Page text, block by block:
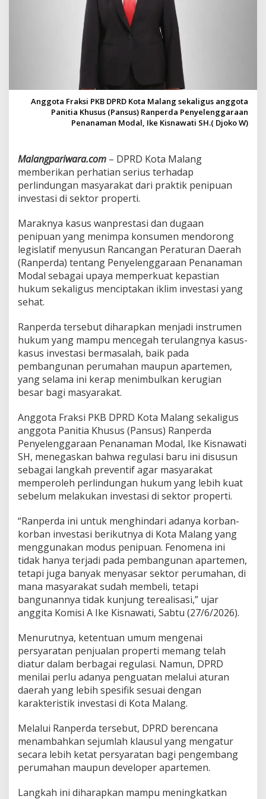
e
n
a
n
a
n
M
o
d
l
,
P
e
r
k
e
D
e
v
l
o
p
r
u
n
t
u
k
C
e
g
h
P
e
n
i
p
u
a
n
I
v
e
s
a
s
i
r
p
e
r
i
Anggota Fraksi PKB DPRD Kota Malang sekaligus anggota
Panitia Khusus (Pansus) Ranperda Penyelenggaraan
Penanaman Modal, Ike Kisnawati SH.( Djoko W)
Malangpariwara.com – DPRD Kota Malang
memberikan perhatian serius terhadap
perlindungan masyarakat dari praktik penipuan
investasi di sektor properti.
Maraknya kasus wanprestasi dan dugaan
penipuan yang menimpa konsumen mendorong
legislatif menyusun Rancangan Peraturan Daerah
(Ranperda) tentang Penyelenggaraan Penanaman
Modal sebagai upaya memperkuat kepastian
hukum sekaligus menciptakan iklim investasi yang
sehat.
Ranperda tersebut diharapkan menjadi instrumen
hukum yang mampu mencegah terulangnya kasus-
kasus investasi bermasalah, baik pada
pembangunan perumahan maupun apartemen,
yang selama ini kerap menimbulkan kerugian
besar bagi masyarakat.
Anggota Fraksi PKB DPRD Kota Malang sekaligus
anggota Panitia Khusus (Pansus) Ranperda
Penyelenggaraan Penanaman Modal, Ike Kisnawati
SH, menegaskan bahwa regulasi baru ini disusun
sebagai langkah preventif agar masyarakat
memperoleh perlindungan hukum yang lebih kuat
sebelum melakukan investasi di sektor properti.
“Ranperda ini untuk menghindari adanya korban-
korban investasi berikutnya di Kota Malang yang
menggunakan modus penipuan. Fenomena ini
tidak hanya terjadi pada pembangunan apartemen,
tetapi juga banyak menyasar sektor perumahan, di
mana masyarakat sudah membeli, tetapi
bangunannya tidak kunjung terealisasi,” ujar
anggita Komisi A Ike Kisnawati, Sabtu (27/6/2026).
Menurutnya, ketentuan umum mengenai
persyaratan penjualan properti memang telah
diatur dalam berbagai regulasi. Namun, DPRD
menilai perlu adanya penguatan melalui aturan
daerah yang lebih spesifik sesuai dengan
karakteristik investasi di Kota Malang.
Melalui Ranperda tersebut, DPRD berencana
menambahkan sejumlah klausul yang mengatur
secara lebih ketat persyaratan bagi pengembang
perumahan maupun developer apartemen.
Langkah ini diharapkan mampu meningkatkan